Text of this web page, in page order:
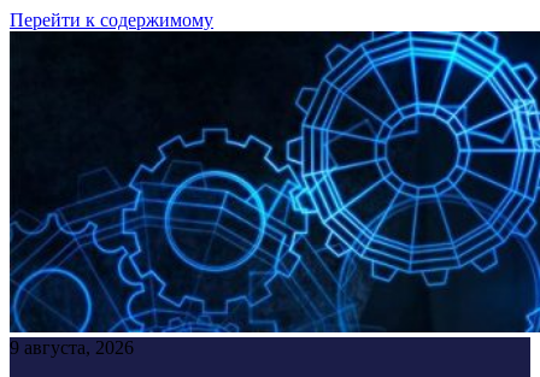
Перейти к содержимому
9 августа, 2026